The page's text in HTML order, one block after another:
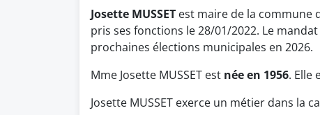
Josette MUSSET est maire de la commune
pris ses fonctions le 28/01/2022. Le
prochaines élections municipales en 2026.
Mme Josette MUSSET est née en 1956. Elle
Josette MUSSET exerce un métier dans la